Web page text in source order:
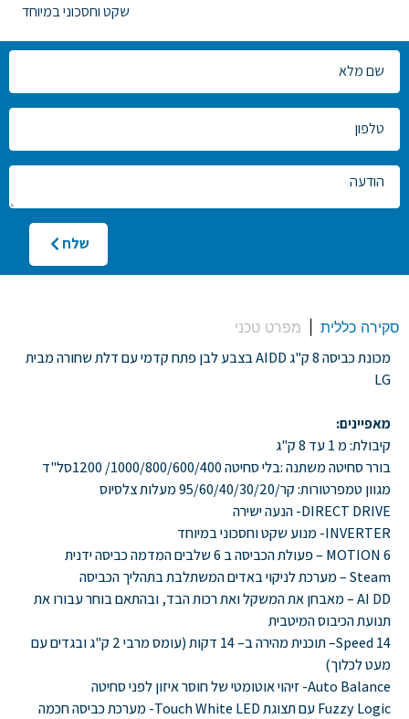
שקט וחסכוני במיוחד
צרו
קשר
שלח
סקירה כללית מפרט טכני
מכונת כביסה 8 ק"ג AIDD בצבע לבן פתח קדמי עם דלת שחורה מבית
LG
מאפיינים:
קיבולת:מ 1עד 8ק"ג
בורר סחיטה משתנה:בלי סחיטה1000/800/600/400/ 1200 סל"ד
מגוון טמפרטורות:קר/95/60/40/30/20
מעלות צלסיוס
DIRECT DRIVE- הנעה ישירה
INVERTER- מנוע שקט וחסכוני במיוחד
6 MOTION –
פעולת הכביסה ב6שלבים המדמה כביסה ידנית
Steam –
מערכת לניקוי באדים המשתלבת בתהליך הכביסה
AI DD –
מאבחן את המשקל ואת רכות הבד,ובהתאם בוחר עבורו את
תנועת הכיבוס המיטבית
Speed 14– תוכנית מהירה ב– 14 דקות(עומס מרבי2 ק"ג ובגדים עם
מעט לכלוך)
Auto Balance- זיהוי אוטומטי של חוסר איזון לפני סחיטה
Fuzzy Logicעם תצוגתTouch White LED- מערכת כביסה חכמה